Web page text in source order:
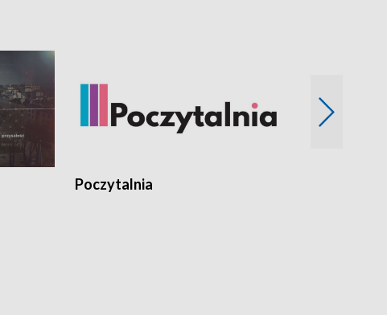
Poczytalnia